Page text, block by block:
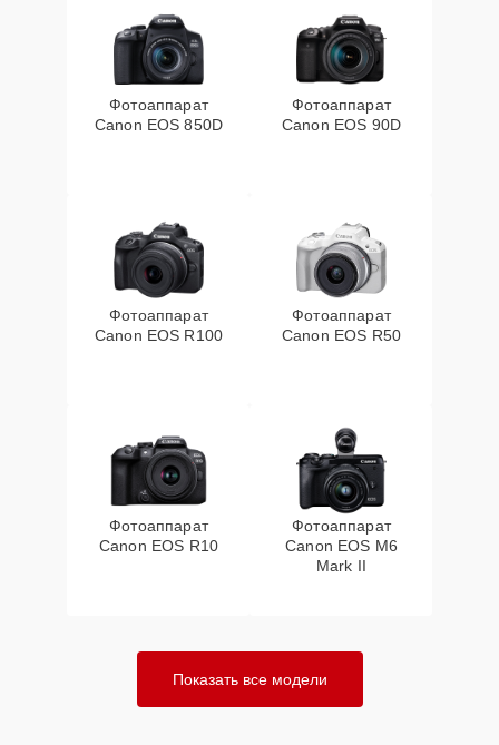
Фотоаппарат
Canon EOS 850D
Фотоаппарат
Canon EOS 90D
Фотоаппарат
Canon EOS R100
Фотоаппарат
Canon EOS R50
Фотоаппарат
Canon EOS R10
Фотоаппарат
Canon EOS M6
Mark II
Показать все модели